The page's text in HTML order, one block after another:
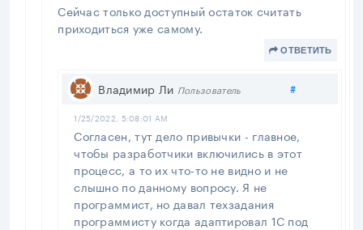
Сейчас только доступный остаток считать
приходиться уже самому.
ОТВЕТИТЬ
Владимир Ли Пользователь #Поделиться
1/25/2022, 5:08:01 AM
Согласен, тут дело привычки - главное,
чтобы разработчики включились в этот
процесс, а то их что-то не видно и не
слышно по данному вопросу. Я не
программист, но давал техзадания
программисту когда адаптировал 1С под